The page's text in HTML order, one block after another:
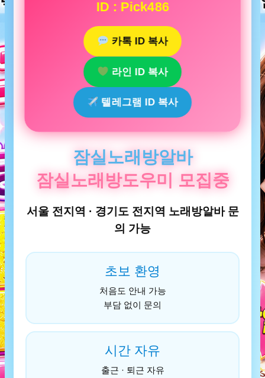
ID : Pick486
카톡 ID 복사
라인 ID 복사
텔레그램 ID 복사
잠실노래방알바
잠실노래방도우미 모집중
서울 전지역 · 경기도 전지역 노래방알바 문
의 가능
초보 환영
처음도 안내 가능
부담 없이 문의
시간 자유
출근 · 퇴근 자유